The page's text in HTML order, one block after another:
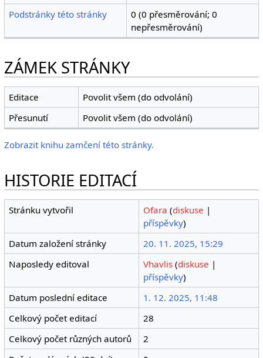
Podstránky této stránky
0 (0 přesměrování; 0
nepřesměrování)
ZÁMEK STRÁNKY
Editace
Povolit všem (do odvolání)
Přesunutí
Povolit všem (do odvolání)
Zobrazit knihu zamčení této stránky.
HISTORIE EDITACÍ
Stránku vytvořil Ofara (diskuse |
příspěvky)
Datum založení stránky
20. 11. 2025, 15:29
Naposledy editoval
Vhavlis (diskuse |
příspěvky)
Datum poslední editace
1. 12. 2025, 11:48
Celkový počet editací
28
Celkový počet různých autorů
2